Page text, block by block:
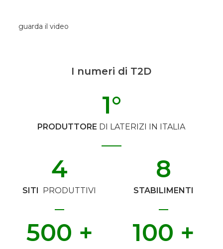
guarda il video
I numeri di T2D
PRODUTTORE DI LATERIZI IN ITALIA
1°
SITI PRODUTTIVI
4
STABILIMENTI
8
500 + 100 +